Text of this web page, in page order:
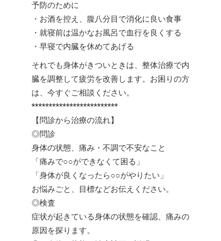
予防のために
・お酒を控え、腹八分目で消化に良い食事
・就寝前は温かなお風呂で血行を良くする
・早寝で内臓を休めてあげる
それでも身体がきついときは、整体治療で内
臓を調整して疲労を改善します。お困りの方
は、今すぐご相談ください。
*************************
【問診から治療の流れ】
◎問診
身体の状態、痛み・不調で不安なこと
「痛みで○○ができなくて困る」
「身体が良くなったら○○がやりたい」
お悩みごと、目標などお伝えください。
◎検査
症状が起きている身体の状態を確認、痛みの
原因を探ります。